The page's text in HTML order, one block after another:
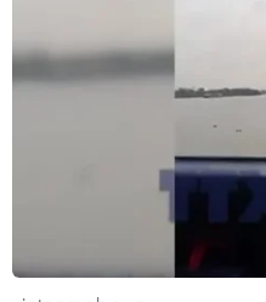
các vi phạm khác lưu